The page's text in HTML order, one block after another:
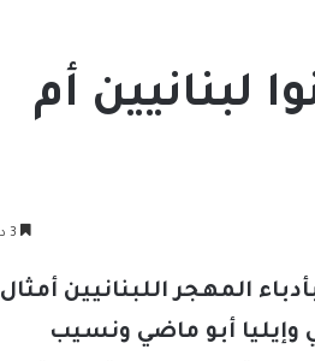
لبنانيين أم
المهجر اللبنانيين أمثال
وإيليا أبو ماضي ونسيب